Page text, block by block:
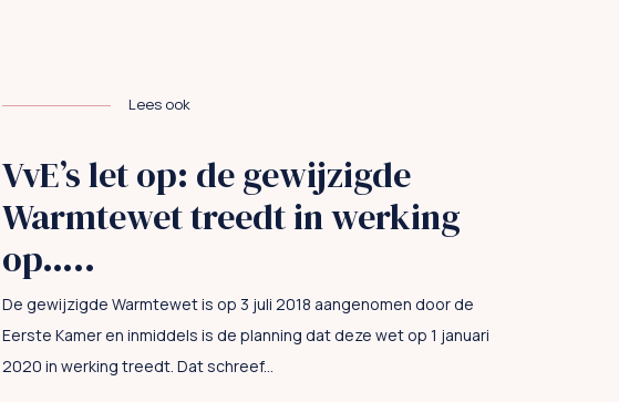
Lees ook
VvE’s let op: de gewijzigde
Warmtewet treedt in werking
op…..
De gewijzigde Warmtewet is op 3 juli 2018 aangenomen door de
Eerste Kamer en inmiddels is de planning dat deze wet op 1 januari
2020 in werking treedt. Dat schreef...